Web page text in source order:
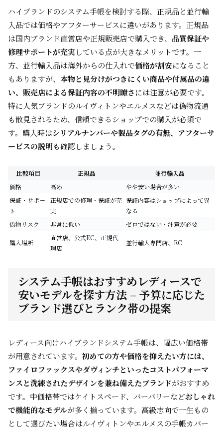
ハイブランドのシステム手帳を検討する際、正規品と並行輸
入品では価格やアフターサービスに違いがあります。正規品
は国内ブランド直営店や正規販売店で購入でき、 品質保証や
修理サポートが充実している点が大きなメリットです。一
方、並行輸入品は海外からの仕入れで価格が割安になること
もありますが、 本物と見分けがつきにくい商品や付属品の違
い、販売店による保証内容の不明瞭さには注意が必要です。
特に人気ブランドのルイヴィトンやエルメスなどは偽物流通
も散見されるため、信頼できるショップでの購入が必須で
す。購入時はシリアルナンバーや製品タグの有無、アフターサ
ービスの説明も確認しましょう。
比較項目 正規品
並行輸入品
価格
高め
やや安い場合が多い
保証・サポー
ト
正規店での修理・保証が充
実
保証内容はショップによって異
なる
偽物リスク
非常に低い ゼロではない・注意が必要
購入場所
直営店、公式EC、正規代
理店
並行輸入専門店、EC
システム手帳はおすすめレディースで
安いモデルを探す方法 – 予算に応じた
ブランド選びとランク帯の提案
レディース向けハイブランドシステム手帳は、幅広い価格帯
が用意されています。 初めての方や価格を抑えたい方には、
ファイロファックスやダヴィンチといったコストパフォーマ
ンスと洗練されたデザインを兼ね備えたブランドがおすすめ
です。中価格帯ではケイトスペード、バーバリーなどおしゃれ
で機能的なモデルが多く揃っています。高級志向で一生もの
として選びたい場合はルイヴィトンやエルメスの手帳カバー